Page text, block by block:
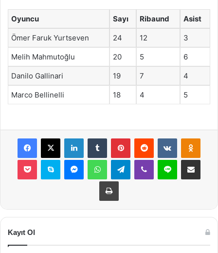
Oyuncu Sayı Ribaund Asist
Ömer Faruk Yurtseven 24 12 3
Melih Mahmutoğlu 20 5 6
Danilo Gallinari 19 7 4
Marco Bellinelli 18 4 5
Facebook
X LinkedInTumblr PinterestReddit VKontakte
Pocket Skype MessengerWhatsAppTelegramViber Line E-Posta ile
Yazdır
Kayıt Ol